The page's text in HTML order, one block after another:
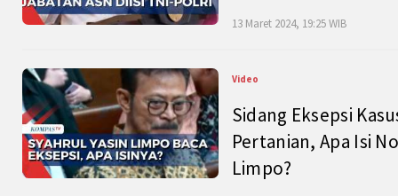
13 Maret 2024, 19:25 WIB
Video
Sidang Eksepsi
Pertanian, Apa Isi
Limpo?